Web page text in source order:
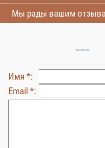
Мы рады вашим
Имя *:
Email *: